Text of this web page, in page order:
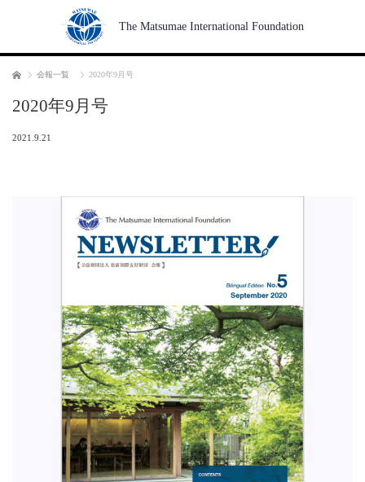
The Matsumae International Foundation
Home 会報一覧 2020年9月号
2020年9月号
2021.9.21